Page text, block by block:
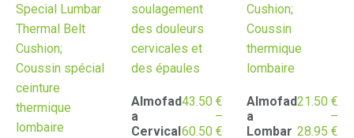
Almofad
a
Cervical
43.50 €
–
60.50 €Price
Almofad
a
Lombar
21.50 €
–
28.95 €